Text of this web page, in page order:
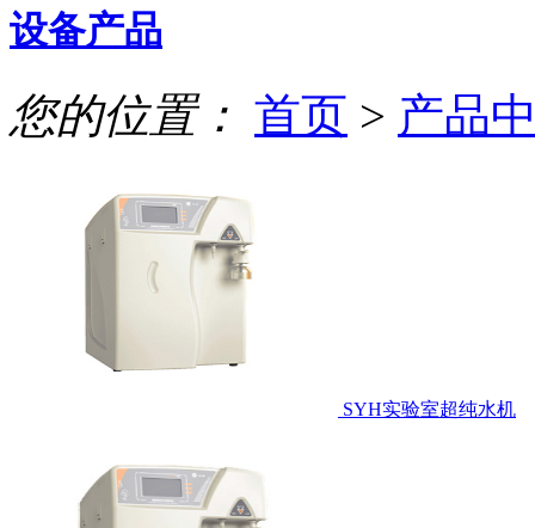
设备产品
您的位置： 首页 > 产品
SYH实验室超纯水机